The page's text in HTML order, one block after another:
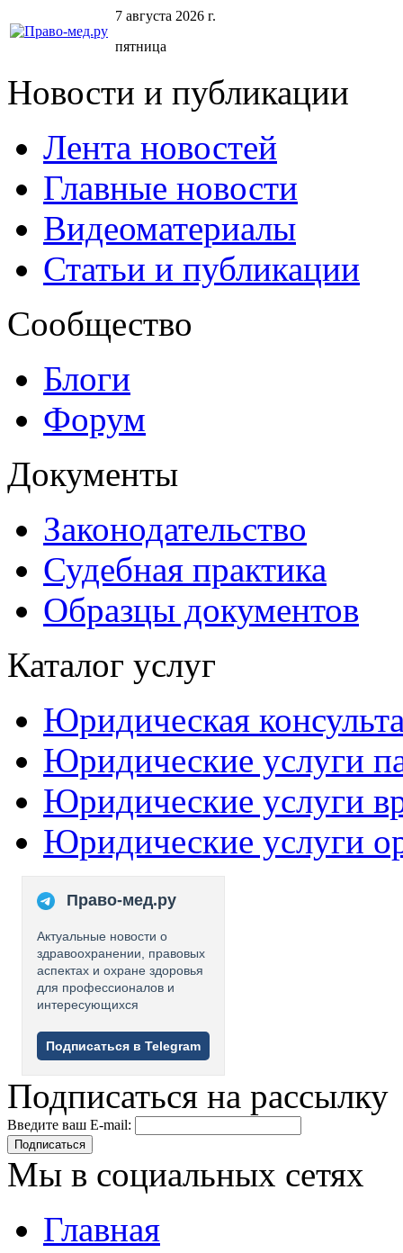
7 августа 2026 г.
пятница
Новости и публикации
Лента новостей
Главные новости
Видеоматериалы
Статьи и публикации
Сообщество
Блоги
Форум
Документы
Законодательство
Судебная практика
Образцы документов
Каталог услуг
Юридическая
Юридические услуги
Юридические услуги
Юридические услуги
Право-мед.ру
Актуальные новости о
здравоохранении, правовых
аспектах и охране здоровья
для профессионалов и
интересующихся
Подписаться в Telegram
Подписаться на рассылку
Введите ваш E-mail:
Подписаться
Мы в социальных сетях
Главная